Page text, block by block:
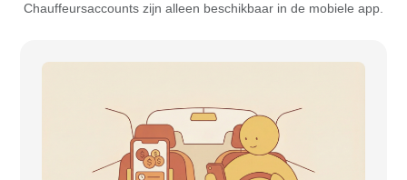
Chauffeursaccounts zijn alleen beschikbaar in de mobiele app.